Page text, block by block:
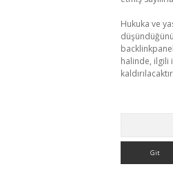
Hukuka ve
halinde, ilgili